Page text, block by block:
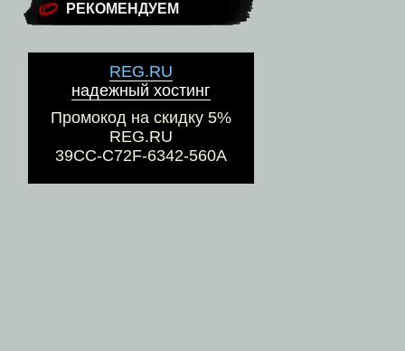
РЕКОМЕНДУЕМ
REG.RU
надежный хостинг
Промокод на скидку 5%
REG.RU
39CC-C72F-6342-560A